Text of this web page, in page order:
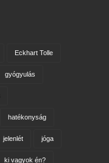
Eckhart Tolle
gyógyulás
hatékonyság
jelenlét jóga
ki vagyok én?